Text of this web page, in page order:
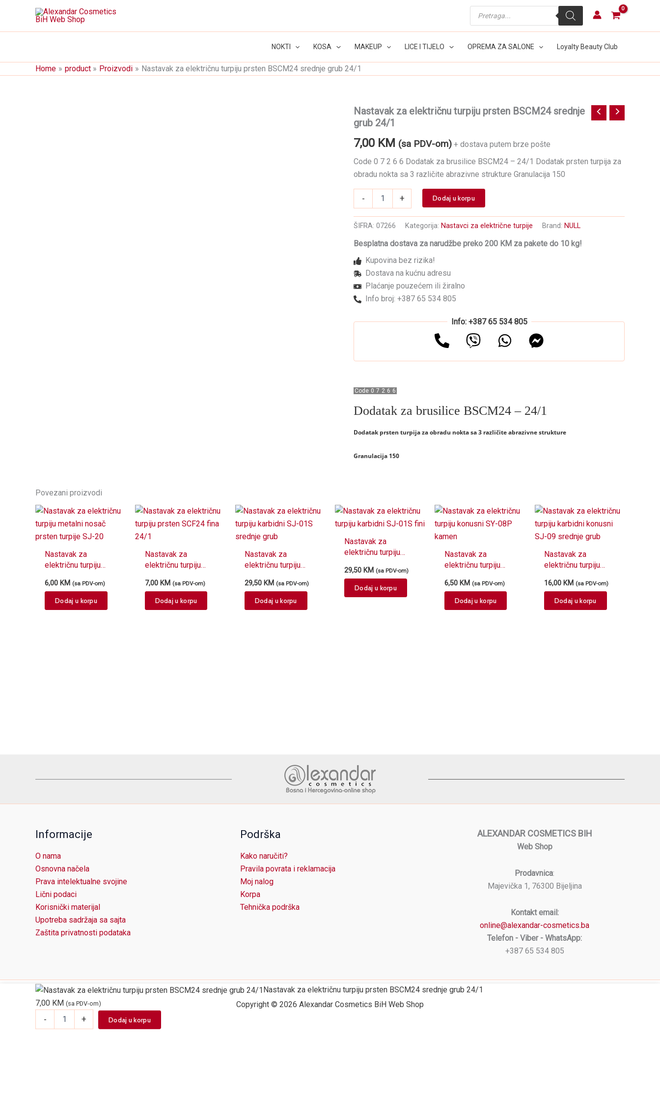
content
search
NOKTI KOSA MAKEUP LICE I TIJELO OPREMA ZA SALONE Loyalty Beauty Club
Home product Proizvodi Nastavak za električnu turpiju prsten BSCM24 srednje grub 24/1
Nastavak za električnu turpiju prsten BSCM24 srednje
grub 24/1
7,00 KM (sa PDV-om) + dostava putem brze pošte
Code 0 7 2 6 6 Dodatak za brusilice BSCM24 – 24/1 Dodatak prsten turpija za
obradu nokta sa 3 različite abrazivne strukture Granulacija 150
-
turpiju
BSCM24
grub
24/1
količina
+ Dodaj u korpu
ŠIFRA: 07266 Kategorija: Nastavci za električne turpije Brand: NULL
Besplatna dostava za narudžbe preko 200 KM za pakete do 10 kg!
Kupovina bez rizika!
Dostava na kućnu adresu
Plaćanje pouzećem ili žiralno
Info broj: +387 65 534 805
Info: +387 65 534 805
Code 0 7 2 6 6
Dodatak za brusilice BSCM24 – 24/1
Dodatak prsten turpija za obradu nokta sa 3 različite abrazivne strukture
Granulacija 150
Povezani proizvodi
Nastavak za
električnu turpiju
prsten turpije SJ-20
6,00 KM (sa PDV-om)
Dodaj u korpu
Nastavak za
električnu turpiju
24/1
7,00 KM (sa PDV-om)
Dodaj u korpu
Nastavak za
električnu turpiju
srednje grub
29,50 KM (sa PDV-om)
Dodaj u korpu
Nastavak za
električnu turpiju
29,50 KM (sa PDV-om)
Dodaj u korpu
Nastavak za
električnu turpiju
kamen
6,50 KM (sa PDV-om)
Dodaj u korpu
Nastavak za
električnu turpiju
09 srednje grub
16,00 KM (sa PDV-om)
Dodaj u korpu
Informacije
O nama
Osnovna načela
Prava intelektualne svojine
Lični podaci
Korisnički materijal
Upotreba sadržaja sa sajta
Zaštita privatnosti podataka
Podrška
Kako naručiti?
Pravila povrata i reklamacija
Moj nalog
Korpa
Tehnička podrška
ALEXANDAR COSMETICS BIH
Web Shop
Prodavnica:
Majevička 1, 76300 Bijeljina
Kontakt email:
online@alexandar-cosmetics.ba
Telefon - Viber - WhatsApp:
+387 65 534 805
Copyright © 2026 Alexandar Cosmetics BiH Web Shop
Nastavak za električnu turpiju prsten BSCM24 srednje grub 24/1
7,00 KM (sa PDV-om)
- + Dodaj u korpu